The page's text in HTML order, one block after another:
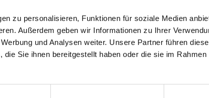
zu personalisieren, Funktionen für soziale Medien
Außerdem geben wir Informationen zu Ihrer
und Analysen weiter. Unsere Partner führen
Sie ihnen bereitgestellt haben oder die sie im
Modelle.